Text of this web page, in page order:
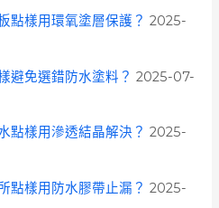
點樣用環氧塗層保護？ 2025-
避免選錯防水塗料？ 2025-07-
點樣用滲透結晶解決？ 2025-
點樣用防水膠帶止漏？ 2025-